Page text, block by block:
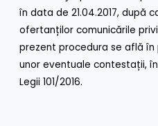
în data de 21.04.2017, după
ofertanților comunicările
prezent procedura se află
unor eventuale contestații,
Legii 101/2016.